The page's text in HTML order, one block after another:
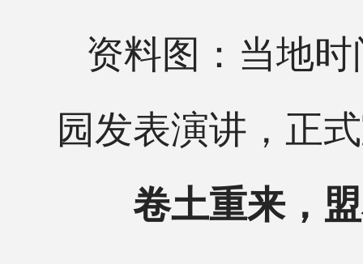
资料图：当地
园发表演讲，正
卷土重来，